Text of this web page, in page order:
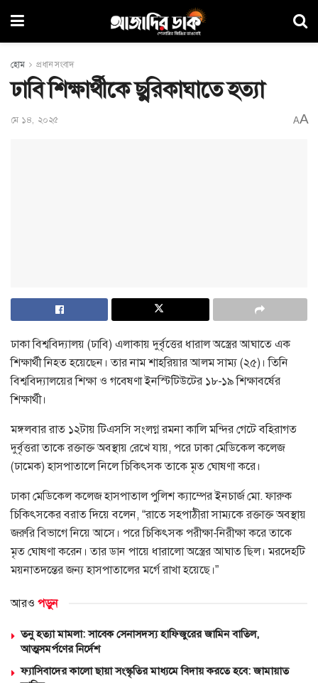
হোম প্রধান সংবাদ
ঢাবি শিক্ষার্থীকে ছুরিকাঘাতে হত্যা
মে ১৪, ২০২৫ AA
ঢাকা বিশ্ববিদ্যালয় (ঢাবি) এলাকায় দুর্বৃত্তের ধারাল অস্ত্রের আঘাতে এক
শিক্ষার্থী নিহত হয়েছেন। তার নাম শাহরিয়ার আলম সাম্য (২৫)। তিনি
বিশ্ববিদ্যালয়ের শিক্ষা ও গবেষণা ইনস্টিটিউটের ১৮-১৯ শিক্ষাবর্ষের
শিক্ষার্থী।
মঙ্গলবার রাত ১২টায় টিএসসি সংলগ্ন রমনা কালি মন্দির গেটে বহিরাগত
দুর্বৃত্তরা তাকে রক্তাক্ত অবস্থায় রেখে যায়, পরে ঢাকা মেডিকেল কলেজ
(ঢামেক) হাসপাতালে নিলে চিকিৎসক তাকে মৃত ঘোষণা করে।
ঢাকা মেডিকেল কলেজ হাসপাতাল পুলিশ ক্যাম্পের ইনচার্জ মো. ফারুক
চিকিৎসকের বরাত দিয়ে বলেন, “রাতে সহপাঠীরা সাম্যকে রক্তাক্ত অবস্থায়
জরুরি বিভাগে নিয়ে আসে। পরে চিকিৎসক পরীক্ষা-নিরীক্ষা করে তাকে
মৃত ঘোষণা করেন। তার ডান পায়ে ধারালো অস্ত্রের আঘাত ছিল। মরদেহটি
ময়নাতদন্তের জন্য হাসপাতালের মর্গে রাখা হয়েছে।”
আরও পড়ুন
তনু হত্যা মামলা: সাবেক সেনাসদস্য হাফিজুরের জামিন বাতিল,
আত্মসমর্পণের নির্দেশ
ফ্যাসিবাদের কালো ছায়া সংস্কৃতির মাধ্যমে বিদায় করতে হবে: জামায়াত